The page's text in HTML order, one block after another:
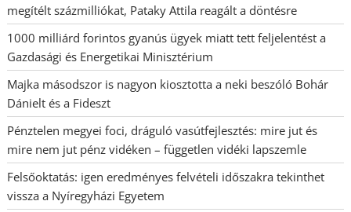
megítélt százmilliókat, Pataky Attila reagált a döntésre
1000 milliárd forintos gyanús ügyek miatt tett feljelentést a
Gazdasági és Energetikai Minisztérium
Majka másodszor is nagyon kiosztotta a neki beszóló Bohár
Dánielt és a Fideszt
Pénztelen megyei foci, dráguló vasútfejlesztés: mire jut és
mire nem jut pénz vidéken – független vidéki lapszemle
Felsőoktatás: igen eredményes felvételi időszakra tekinthet
vissza a Nyíregyházi Egyetem